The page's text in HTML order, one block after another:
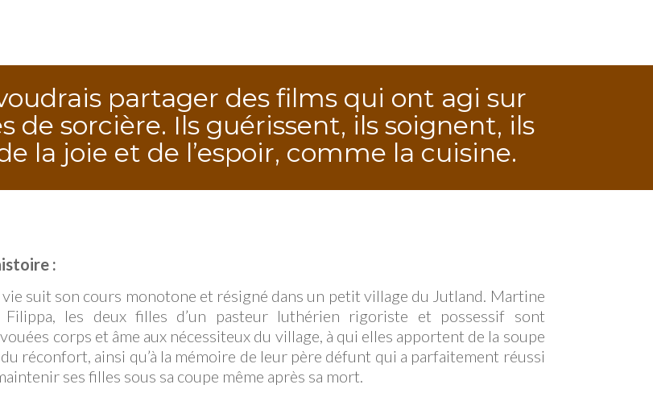
partager des films qui ont agi sur
de sorcière. Ils guérissent, ils soignent, ils
la joie et de l’espoir, comme la cuisine.
:
vie suit son cours monotone et résigné dans un petit village du Jutland. Martine
les deux filles d’un pasteur luthérien rigoriste et possessif sont
corps et âme aux nécessiteux du village, à qui elles apportent de la soupe
réconfort, ainsi qu’à la mémoire de leur père défunt qui a parfaitement réussi
ses filles sous sa coupe même après sa mort.